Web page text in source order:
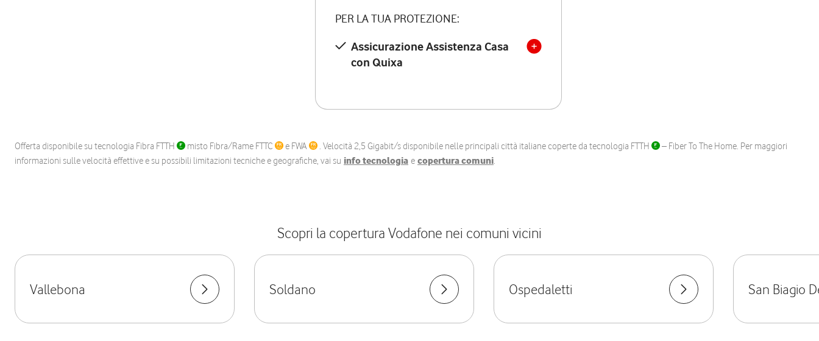
PER LA TUA PROTEZIONE:
Assicurazione Assistenza Casa
con Quixa
Offerta disponibile su tecnologia Fibra FTTH misto Fibra/Rame FTTC e FWA . Velocità 2,5 Gigabit/s disponibile nelle principali città italiane coperte da tecnologia FTTH
– Fiber To The Home. Per maggiori
informazioni sulle velocità effettive e su possibili limitazioni tecniche e geografiche, vai su info tecnologia e copertura comuni.
Scopri la copertura Vodafone nei comuni vicini
Vallebona Soldano Ospedaletti San Biagio